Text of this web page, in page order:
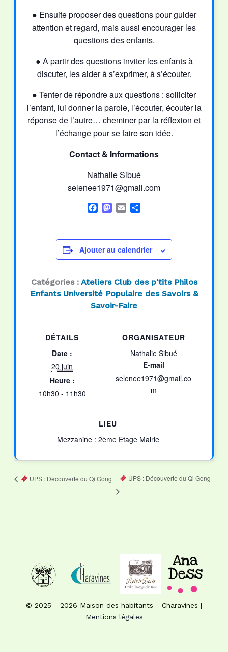
● Ensuite proposer des questions pour guider
attention et regard, mais aussi encourager les
questions des enfants.
● A partir des questions inviter les enfants à
discuter, les aider à s’exprimer, à s’écouter.
● Tenter de répondre aux questions : solliciter
l’enfant, lui donner la parole, l’écouter, écouter la
réponse de l’autre… cheminer par la réflexion et
l’échange pour se faire son idée.
Contact & Informations
Nathalie Sibué
selenee1971@gmail.com
Facebook
Mastodon
Email
Ajouter au calendrier
Catégories : Ateliers Club des p'tits Philos
Enfants Université Populaire des Savoirs &
Savoir-Faire
DÉTAILS
Date :
20 juin
Heure :
10h30 - 11h30
ORGANISATEUR
Nathalie Sibué
E-mail
selenee1971@gmail.co
m
LIEU
Mezzanine : 2ème Etage Mairie
UPS : Découverte du Qi Gong UPS : Découverte du Qi Gong
© 2025 - 2026 Maison des habitants - Charavines |
Mentions légales